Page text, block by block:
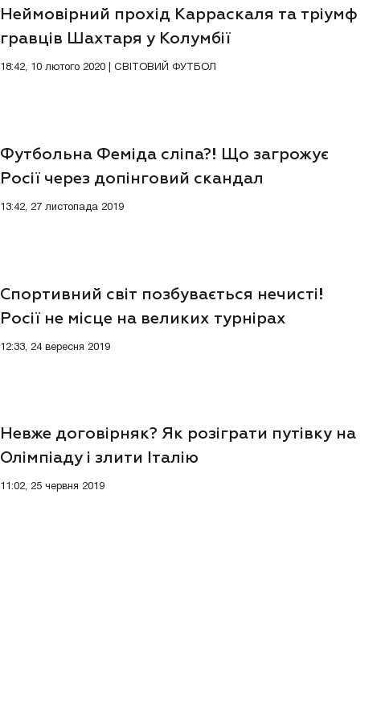
Неймовірний прохід Карраскаля та тріумф
гравців Шахтаря у Колумбії
18:42, 10 лютого 2020 | СВІТОВИЙ ФУТБОЛ
Футбольна Феміда сліпа?! Що загрожує
Росії через допінговий скандал
13:42, 27 листопада 2019
Спортивний світ позбувається нечисті!
Росії не місце на великих турнірах
12:33, 24 вересня 2019
Невже договірняк? Як розіграти путівку на
Олімпіаду і злити Італію
11:02, 25 червня 2019